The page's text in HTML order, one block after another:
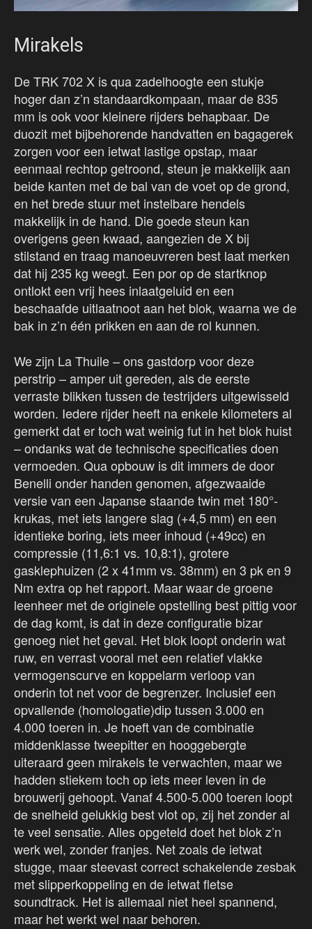
Mirakels
De TRK 702 X is qua zadelhoogte een stukje
hoger dan z’n standaardkompaan, maar de 835
mm is ook voor kleinere rijders behapbaar. De
duozit met bijbehorende handvatten en bagagerek
zorgen voor een ietwat lastige opstap, maar
eenmaal rechtop getroond, steun je makkelijk aan
beide kanten met de bal van de voet op de grond,
en het brede stuur met instelbare hendels
makkelijk in de hand. Die goede steun kan
overigens geen kwaad, aangezien de X bij
stilstand en traag manoeuvreren best laat merken
dat hij 235 kg weegt. Een por op de startknop
ontlokt een vrij hees inlaatgeluid en een
beschaafde uitlaatnoot aan het blok, waarna we de
bak in z’n één prikken en aan de rol kunnen.
We zijn La Thuile – ons gastdorp voor deze
perstrip – amper uit gereden, als de eerste
verraste blikken tussen de testrijders uitgewisseld
worden. Iedere rijder heeft na enkele kilometers al
gemerkt dat er toch wat weinig fut in het blok huist
– ondanks wat de technische specificaties doen
vermoeden. Qua opbouw is dit immers de door
Benelli onder handen genomen, afgezwaaide
versie van een Japanse staande twin met 180°-
krukas, met iets langere slag (+4,5 mm) en een
identieke boring, iets meer inhoud (+49cc) en
compressie (11,6:1 vs. 10,8:1), grotere
gasklephuizen (2 x 41mm vs. 38mm) en 3 pk en 9
Nm extra op het rapport. Maar waar de groene
leenheer met de originele opstelling best pittig voor
de dag komt, is dat in deze configuratie bizar
genoeg niet het geval. Het blok loopt onderin wat
ruw, en verrast vooral met een relatief vlakke
vermogenscurve en koppelarm verloop van
onderin tot net voor de begrenzer. Inclusief een
opvallende (homologatie)dip tussen 3.000 en
4.000 toeren in. Je hoeft van de combinatie
middenklasse tweepitter en hooggebergte
uiteraard geen mirakels te verwachten, maar we
hadden stiekem toch op iets meer leven in de
brouwerij gehoopt. Vanaf 4.500-5.000 toeren loopt
de snelheid gelukkig best vlot op, zij het zonder al
te veel sensatie. Alles opgeteld doet het blok z’n
werk wel, zonder franjes. Net zoals de ietwat
stugge, maar steevast correct schakelende zesbak
met slipperkoppeling en de ietwat fletse
soundtrack. Het is allemaal niet heel spannend,
maar het werkt wel naar behoren.